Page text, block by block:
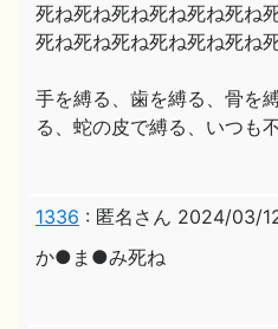
死ね死ね死ね死ね死ね死ね
死ね死ね死ね死ね死ね死ね
手を縛る、歯を縛る、骨を
る、蛇の皮で縛る、いつも
1336 : 匿名さん 2024/03/
か●ま●み死ね